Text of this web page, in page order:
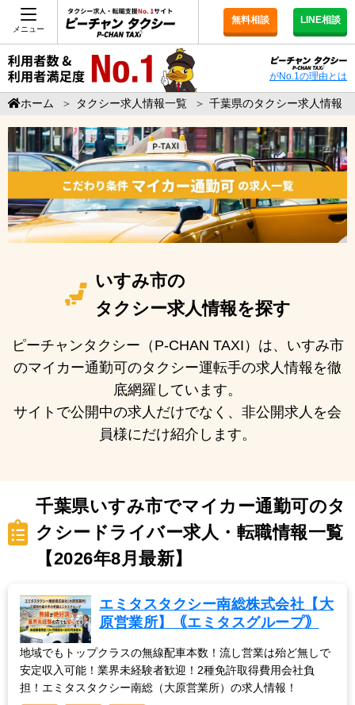
メニュー
無料相談 LINE相談
がNo.1の理由とは
ホーム ＞ タクシー求人情報一覧 ＞ 千葉県のタクシー求人情報
いすみ市の
タクシー求人情報を探す
ピーチャンタクシー（P-CHAN TAXI）は、いすみ市
のマイカー通勤可のタクシー運転手の求人情報を徹
底網羅しています。
サイトで公開中の求人だけでなく、非公開求人を会
員様にだけ紹介します。
千葉県いすみ市でマイカー通勤可のタ
クシードライバー求人・転職情報一覧
【2026年8月最新】
エミタスタクシー南総株式会社【大
原営業所】｟エミタスグループ｠
地域でもトップクラスの無線配車本数！流し営業は殆ど無しで
安定収入可能！業界未経験者歓迎！2種免許取得費用会社負
担！エミタスタクシー南総（大原営業所）の求人情報！